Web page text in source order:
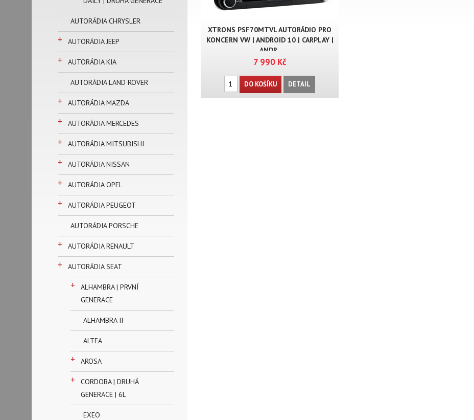
AUTORÁDIA CHRYSLER
+ AUTORÁDIA JEEP
+ AUTORÁDIA KIA
AUTORÁDIA LAND ROVER
+ AUTORÁDIA MAZDA
+ AUTORÁDIA MERCEDES
+ AUTORÁDIA MITSUBISHI
+ AUTORÁDIA NISSAN
+ AUTORÁDIA OPEL
+ AUTORÁDIA PEUGEOT
AUTORÁDIA PORSCHE
+ AUTORÁDIA RENAULT
+ AUTORÁDIA SEAT
+
ALHAMBRA | PRVNÍ
GENERACE
ALHAMBRA II
ALTEA
+ AROSA
+
CORDOBA | DRUHÁ
GENERACE | 6L
EXEO
XTRONS PSF70MTVL AUTORÁDIO PRO
KONCERN VW | ANDROID 10 | CARPLAY |
ANDR..
7 990 Kč
DO KOŠÍKU DETAIL